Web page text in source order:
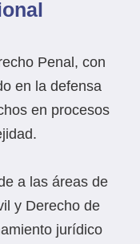
Penal, con
en la defensa
en procesos
a las áreas de
y Derecho de
jurídico